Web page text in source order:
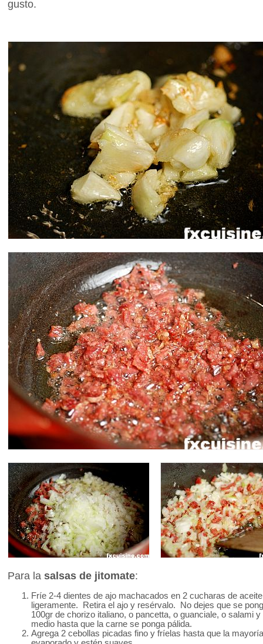
gusto.
Para la salsas de jitomate:
Fríe 2-4 dientes de ajo machacados en 2 cucharas de
ligeramente. Retira el ajo y resérvalo. No dejes que se
100gr de chorizo italiano, o pancetta, o guanciale, o salami
medio hasta que la carne se ponga pálida.
Agrega 2 cebollas picadas fino y fríelas hasta que la